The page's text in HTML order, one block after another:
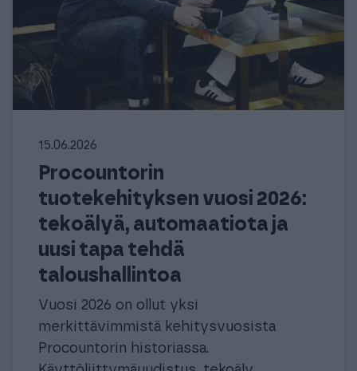
15.06.2026
Procountorin
tuotekehityksen vuosi 2026:
tekoälyä, automaatiota ja
uusi tapa tehdä
taloushallintoa
Vuosi 2026 on ollut yksi
merkittävimmistä kehitysvuosista
Procountorin historiassa.